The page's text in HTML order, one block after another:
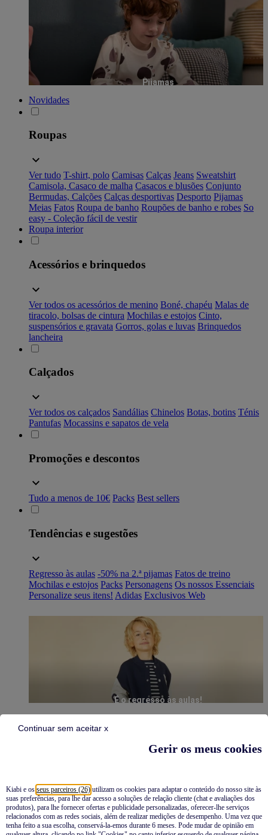
Gerir os meus cookies
Kiabi e os seus parceiros (26) utilizam os cookies para adaptar o conteúdo do nosso site às
suas preferências, para lhe dar acesso a soluções de relação cliente (chat e avaliações dos
produtos), para lhe fornecer ofertas e publicidade personalizadas, oferecer-lhe serviços
relacionados com as redes sociais, além de realizar medições de desempenho. Uma vez que
tenha feito a sua escolha, conservá-la-emos durante 6 meses. Pode mudar de opinião em
Continuar sem aceitar x
Pijamas
Novidades
Roupas
Ver tudo T-shirt, polo Camisas Calças Jeans Sweatshirt
Camisola, Casaco de malha Casacos e blusões Conjunto
Bermudas, Calções Calças desportivas Desporto Pijamas
Meias Fatos Roupa de banho Roupões de banho e robes So
easy - Coleção fácil de vestir
Roupa interior
Acessórios e brinquedos
Ver todos os acessórios de menino Boné, chapéu Malas de
tiracolo, bolsas de cintura Mochilas e estojos Cinto,
suspensórios e gravata Gorros, golas e luvas Brinquedos
lancheira
Calçados
Ver todos os calçados Sandálias Chinelos Botas, botins Ténis
Pantufas Mocassins e sapatos de vela
Promoções e descontos
Tudo a menos de 10€ Packs Best sellers
Tendências e sugestões
Regresso às aulas -50% na 2.ª pijamas Fatos de treino
Mochilas e estojos Packs Personagens Os nossos Essenciais
Personalize seus itens! Adidas Exclusivos Web
É o regresso às aulas!
Pijamas
Novidades